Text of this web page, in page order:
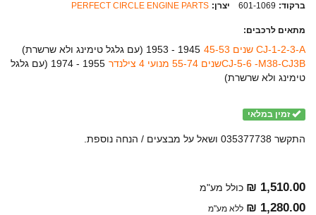
ברקוד: 601-1069 יצרן: PERFECT CIRCLE ENGINE PARTS
מתאים לרכבים:
CJ-1-2-3-A שנים 45-53 1945 - 1953 ( עם גלגל טימינג ולא שרשרת)
CJ-5-6 -M38-CJ3Bשנים 55-74 מנועי 4 צילנדר
1955 - 1974 (
עם גלגל
טימינג ולא שרשרת)
זמין במלאי
התקשר 035377738 ושאל על מבצעים / הנחה נוספת.
1,510.00 ₪ כולל מע"מ
1,280.00 ₪ ללא מע"מ